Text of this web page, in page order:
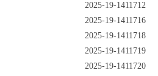
2025-19-1411712
2025-19-1411716
2025-19-1411718
2025-19-1411719
2025-19-1411720